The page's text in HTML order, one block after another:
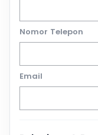
Nomor Telepon
Email